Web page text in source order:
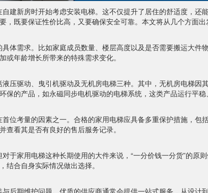
建新房时开始考虑安装电梯。这不仅提升了居住的舒适度，
，既要保证性价比高，又要确保安全可靠。本文将从几个方面出
体需求。比如家庭成员数量、楼层高度以及是否需要搬运大
年龄增长所带来的特殊需求变化。
压驱动、曳引机驱动及无机房电梯三种。其中，无机房电梯
的产品，如永磁同步电机驱动的电梯系统，这类产品运行平稳
位考量的因素之一。合格的家用电梯应具备多重保护措施，包
看其是否有良好的售后服务记录。
于家用电梯这种长期使用的大件来说，“一分价钱一分货”的原
合自身实际情况做出选择。
后期维护问题。优质的供应商通常会提供一站式服务，从设